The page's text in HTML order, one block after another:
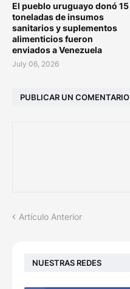
El pueblo uruguayo donó 15
toneladas de insumos
sanitarios y suplementos
alimenticios fueron
enviados a Venezuela
July 06, 2026
PUBLICAR UN COMENTARIO
Artículo Anterior
NUESTRAS REDES